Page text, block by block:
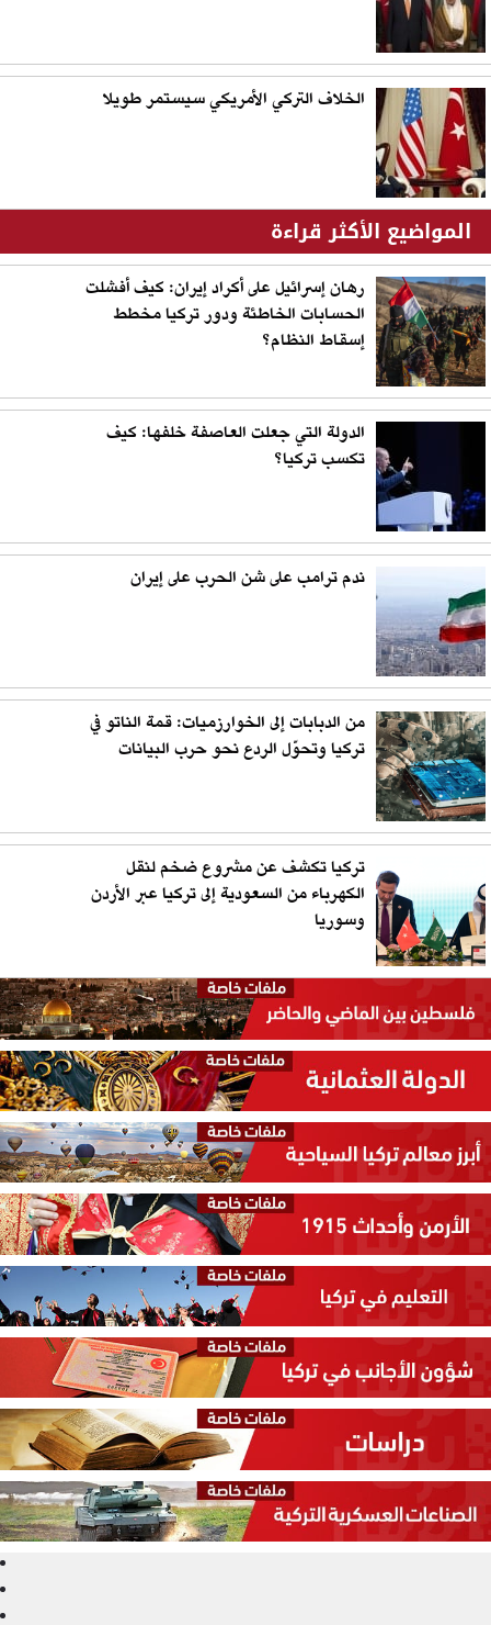
الخلاف التركي الأمريكي سيستمر طويلا
المواضيع الأكثر قراءة
رهان إسرائيل على أكراد إيران: كيف أفشلت
الحسابات الخاطئة ودور تركيا مخطط
إسقاط النظام؟
الدولة التي جعلت العاصفة خلفها: كيف
تكسب تركيا؟
ندم ترامب على شن الحرب على إيران
من الدبابات إلى الخوارزميات: قمة الناتو في
تركيا وتحوّل الردع نحو حرب البيانات
تركيا تكشف عن مشروع ضخم لنقل
الكهرباء من السعودية إلى تركيا عبر الأردن
وسوريا